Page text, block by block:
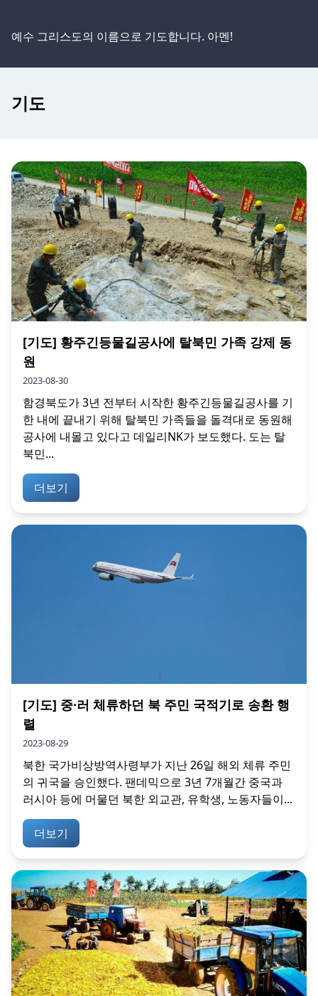
예수 그리스도의 이름으로 기도합니다. 아멘!
기도
[기도] 황주긴등물길공사에 탈북민 가족 강제 동
원
2023-08-30
함경북도가 3년 전부터 시작한 황주긴등물길공사를 기
한 내에 끝내기 위해 탈북민 가족들을 돌격대로 동원해
공사에 내몰고 있다고 데일리NK가 보도했다. 도는 탈
북민...
더보기
[기도] 중∙러 체류하던 북 주민 국적기로 송환 행
렬
2023-08-29
북한 국가비상방역사령부가 지난 26일 해외 체류 주민
의 귀국을 승인했다. 팬데믹으로 3년 7개월간 중국과
러시아 등에 머물던 북한 외교관, 유학생, 노동자들이...
더보기